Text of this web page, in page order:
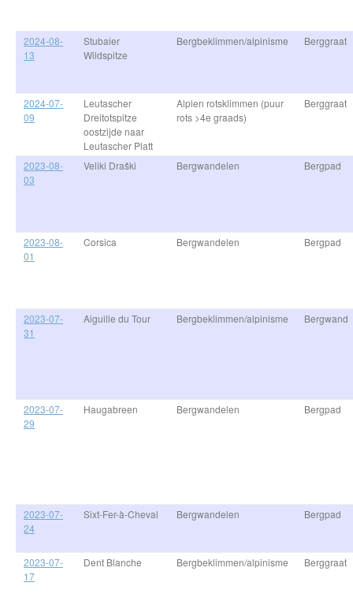
2024-08-
13
Stubaier
Wildspitze
Bergbeklimmen/alpinisme Berggraat
2024-07-
09
Leutascher
Dreitotspitze
oostzijde naar
Leutascher Platt
Alpien rotsklimmen (puur
rots >4e graads)
Berggraat
2023-08-
03
Veliki Draški Bergwandelen Bergpad
2023-08-
01
Corsica Bergwandelen Bergpad
2023-07-
31
Aiguille du Tour Bergbeklimmen/alpinisme Bergwand
2023-07-
29
Haugabreen Bergwandelen Bergpad
2023-07-
24
Sixt-Fer-à-Cheval Bergwandelen Bergpad
2023-07-
17
Dent Blanche Bergbeklimmen/alpinisme Berggraat